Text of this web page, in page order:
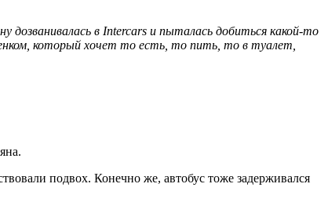
в Intercars и пыталась добиться какой-то
который хочет то есть, то пить, то в туалет,
подвох. Конечно же, автобус тоже задерживался